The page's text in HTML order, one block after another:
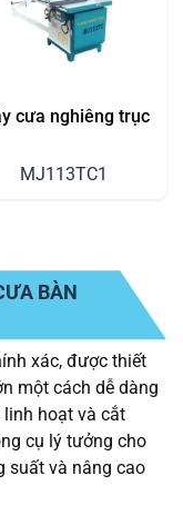
cưa nghiêng trục
MJ113TC1
BÀN
xác, được thiết
một cách dễ dàng
hoạt và cắt
cụ lý tưởng cho
suất và nâng cao